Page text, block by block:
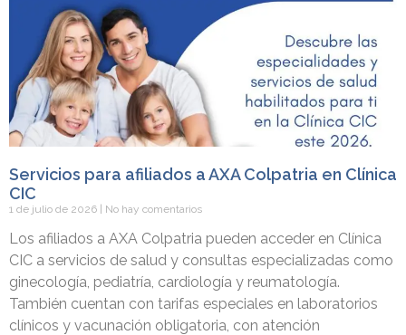
Servicios para afiliados a AXA Colpatria en Clínica
CIC
1 de julio de 2026 No hay comentarios
Los afiliados a AXA Colpatria pueden acceder en Clínica
CIC a servicios de salud y consultas especializadas como
ginecología, pediatría, cardiología y reumatología.
También cuentan con tarifas especiales en laboratorios
clínicos y vacunación obligatoria, con atención